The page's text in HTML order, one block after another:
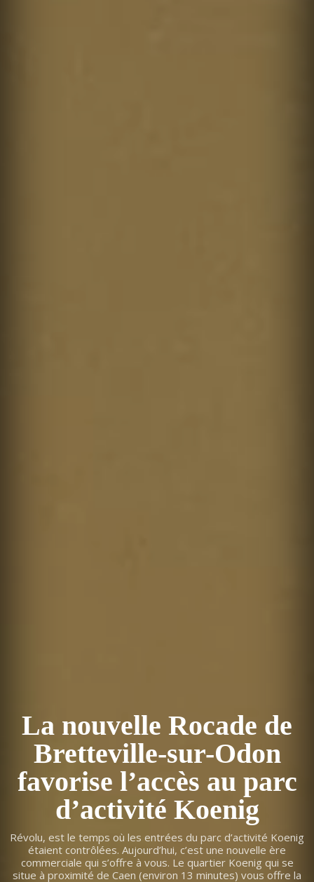
La nouvelle Rocade de
Bretteville-sur-Odon
favorise l’accès au parc
d’activité Koenig
Révolu, est le temps où les entrées du parc d’activité Koenig
étaient contrôlées. Aujourd’hui, c’est une nouvelle ère
commerciale qui s’offre à vous. Le quartier Koenig qui se
situe à proximité de Caen (environ 13 minutes) vous offre la